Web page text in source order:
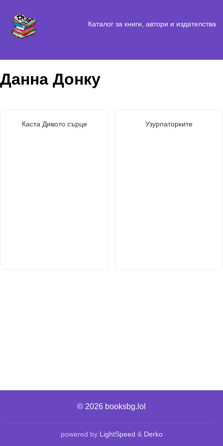
Каталог за книги, автори и издателства
Данна Донку
Каста Дивото сърце Узурпаторките
© 2026 booksbg.lol
powered by LightSpeed & Derko